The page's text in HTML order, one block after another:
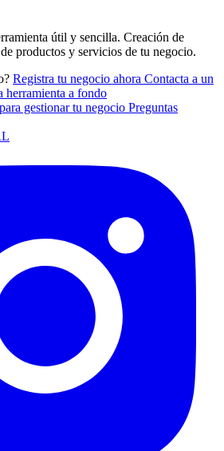
útil y sencilla. Creación de
productos y servicios de tu negocio.
Registra tu negocio ahora Contacta a un
herramienta a fondo
gestionar tu negocio Preguntas